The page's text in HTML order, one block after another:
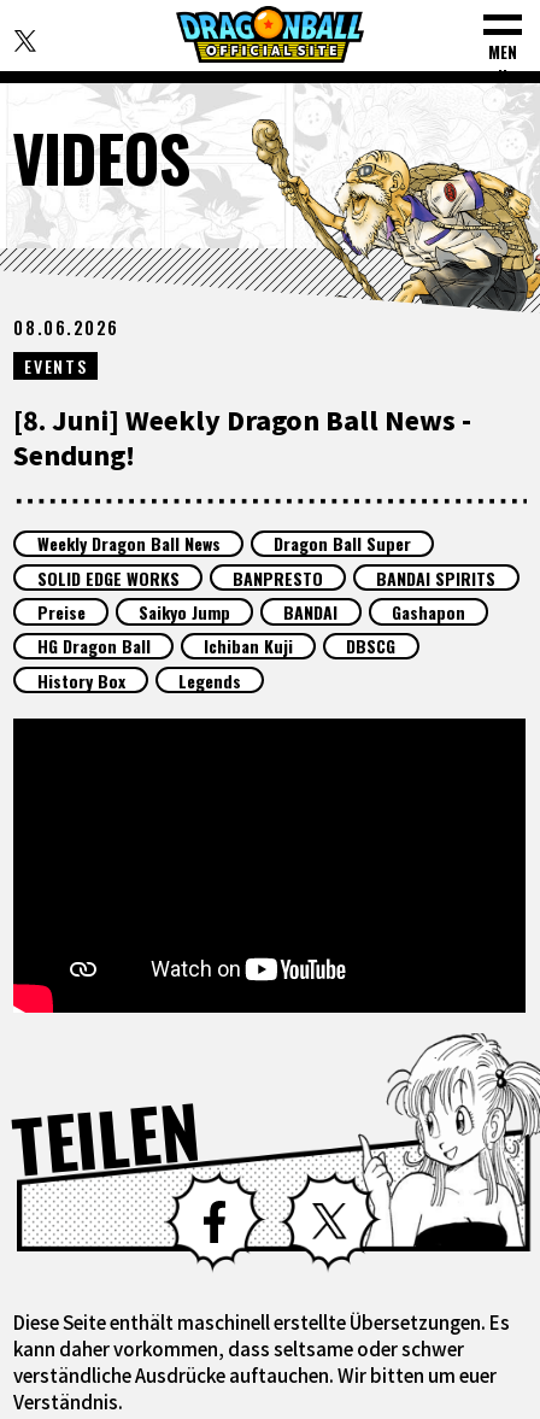
MEN
U
STARTSEITE
NEUES
HIGHLIGHTS
VIDEOS
SPECIALS
INFOS
LANGUAGE
VIDEOS
08.06.2026
EVENTS
[8. Juni] Weekly Dragon Ball News -
Sendung!
Weekly Dragon Ball News
Dragon Ball Super
SOLID EDGE WORKS
BANPRESTO
BANDAI SPIRITS
Preise
Saikyo Jump BANDAI
Gashapon
HG Dragon Ball
Ichiban Kuji
DBSCG
History Box
Legends
TEILEN Facebook X
Diese Seite enthält maschinell erstellte Übersetzungen. Es
kann daher vorkommen, dass seltsame oder schwer
verständliche Ausdrücke auftauchen. Wir bitten um euer
Verständnis.